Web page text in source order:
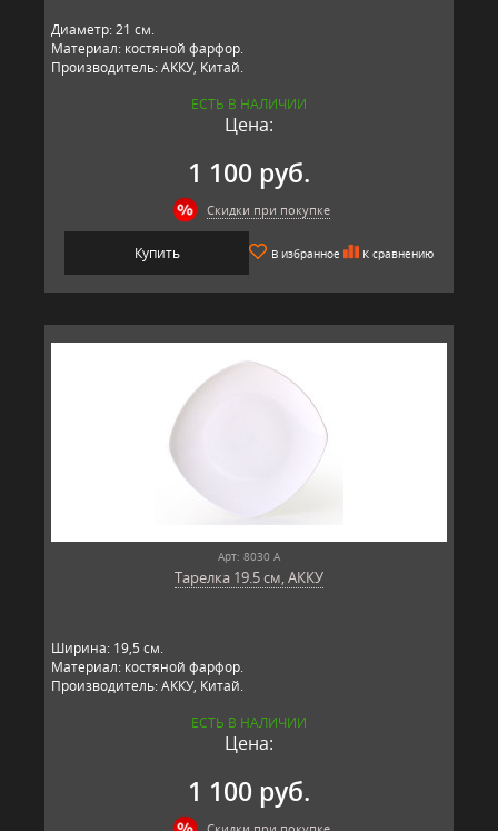
Диаметр: 21 см.
Материал: костяной фарфор.
Производитель: АККУ, Китай.
ЕСТЬ В НАЛИЧИИ
Цена:
1 100 руб.
Скидки при покупке
Купить В избранное К сравнению
Арт: 8030 А
Тарелка 19.5 см, АККУ
Ширина: 19,5 см.
Материал: костяной фарфор.
Производитель: АККУ, Китай.
ЕСТЬ В НАЛИЧИИ
Цена:
1 100 руб.